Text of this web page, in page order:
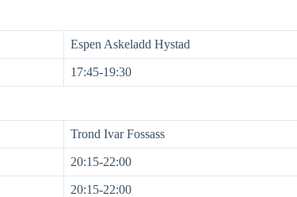
Espen Askeladd Hystad
17:45-19:30
Trond Ivar Fossass
20:15-22:00
20:15-22:00